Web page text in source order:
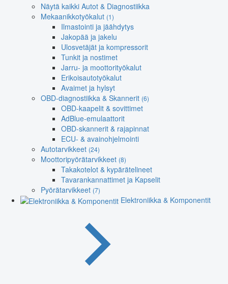
Näytä kaikki Autot & Diagnostiikka
Mekaanikkotyökalut (1)
Ilmastointi ja jäähdytys
Jakopää ja jakelu
Ulosvetäjät ja kompressorit
Tunkit ja nostimet
Jarru- ja moottorityökalut
Erikoisautotyökalut
Avaimet ja hylsyt
OBD-diagnostiikka & Skannerit (6)
OBD-kaapelit & sovittimet
AdBlue-emulaattorit
OBD-skannerit & rajapinnat
ECU- & avainohjelmointi
Autotarvikkeet (24)
Moottoripyörätarvikkeet (8)
Takakotelot & kypärätelineet
Tavarankannattimet ja Kapselit
Pyörätarvikkeet (7)
Elektroniikka & Komponentit